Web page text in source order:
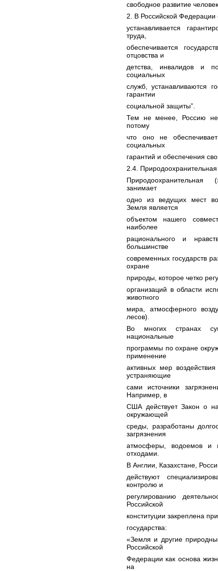
свободное развитие
2. В Российской
устанавливается
труда,
обеспечивается
отцовства и
детства, инвалидов и
социальных
служб, устанавливаются
гарантии
социальной защиты”.
Тем не менее, Россию
потому
что оно не
социальных
гарантий и обеспечения
2.4.
Природоохранительная
занимает
одно из ведущих мест во
Земля является
объектом нашего
наиболее
рационального и
большинстве
современных государств
охране
природы, которое четко
организаций в области
животного
мира, атмосферного
лесов).
Во многих странах
национальные
программы по охране
применение
активных мер
устраняющие
сами источники
Например, в
США действует Закон о
окружающей
среды, разработаны
загрязнения
атмосферы, водоемов и
отходами.
В Англии, Казахстане,
действуют
контролю и
регулированию
Российской
конституции закреплена
государства:
«Земля и другие
Российской
Федерации как основа
на